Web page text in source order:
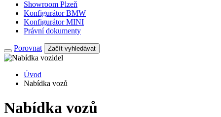
Showroom Plzeň
Konfigurátor BMW
Konfigurátor MINI
Právní dokumenty
Porovnat Začít vyhledávat
Úvod
Nabídka vozů
Nabídka vozů